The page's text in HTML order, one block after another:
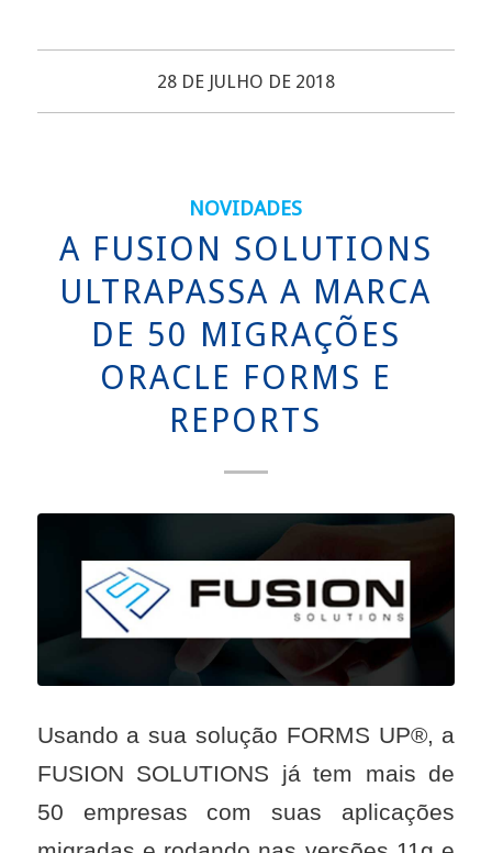
28 DE JULHO DE 2018
NOVIDADES
A FUSION SOLUTIONS
ULTRAPASSA A MARCA
DE 50 MIGRAÇÕES
ORACLE FORMS E
REPORTS
Usando a sua solução FORMS UP®, a
FUSION SOLUTIONS já tem mais de
50 empresas com suas aplicações